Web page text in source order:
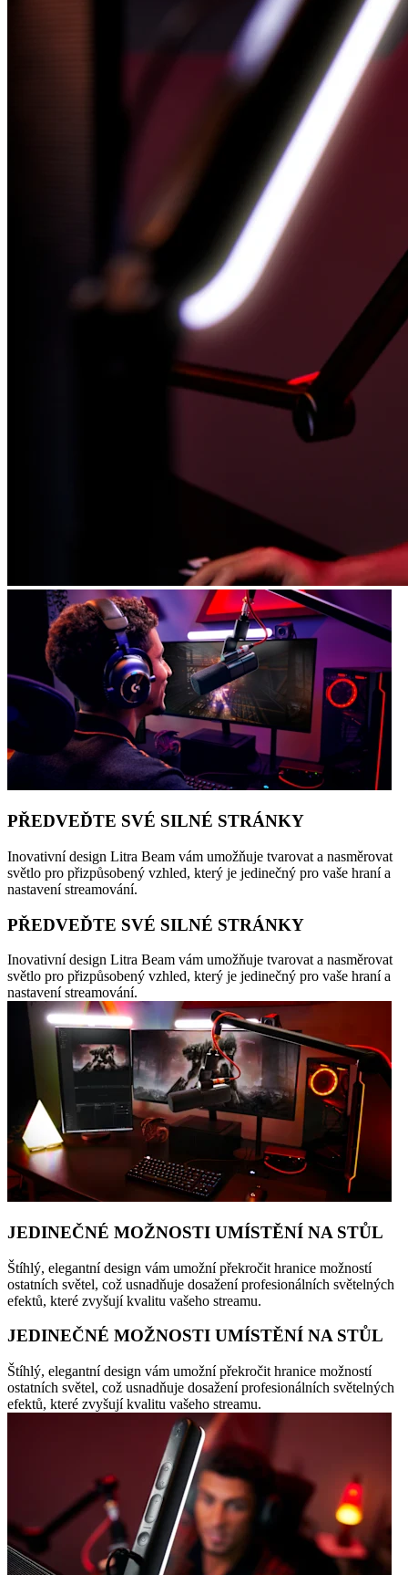
PŘEDVEĎTE SVÉ SILNÉ STRÁNKY
Inovativní design Litra Beam vám umožňuje tvarovat a nasměrovat
světlo pro přizpůsobený vzhled, který je jedinečný pro vaše hraní a
nastavení streamování.
PŘEDVEĎTE SVÉ SILNÉ STRÁNKY
Inovativní design Litra Beam vám umožňuje tvarovat a nasměrovat
světlo pro přizpůsobený vzhled, který je jedinečný pro vaše hraní a
nastavení streamování.
JEDINEČNÉ MOŽNOSTI UMÍSTĚNÍ NA STŮL
Štíhlý, elegantní design vám umožní překročit hranice možností
ostatních světel, což usnadňuje dosažení profesionálních světelných
efektů, které zvyšují kvalitu vašeho streamu.
JEDINEČNÉ MOŽNOSTI UMÍSTĚNÍ NA STŮL
Štíhlý, elegantní design vám umožní překročit hranice možností
ostatních světel, což usnadňuje dosažení profesionálních světelných
efektů, které zvyšují kvalitu vašeho streamu.